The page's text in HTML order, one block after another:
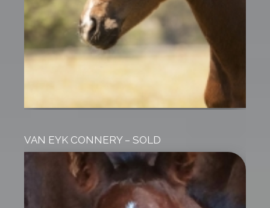
VAN EYK CONNERY – SOLD